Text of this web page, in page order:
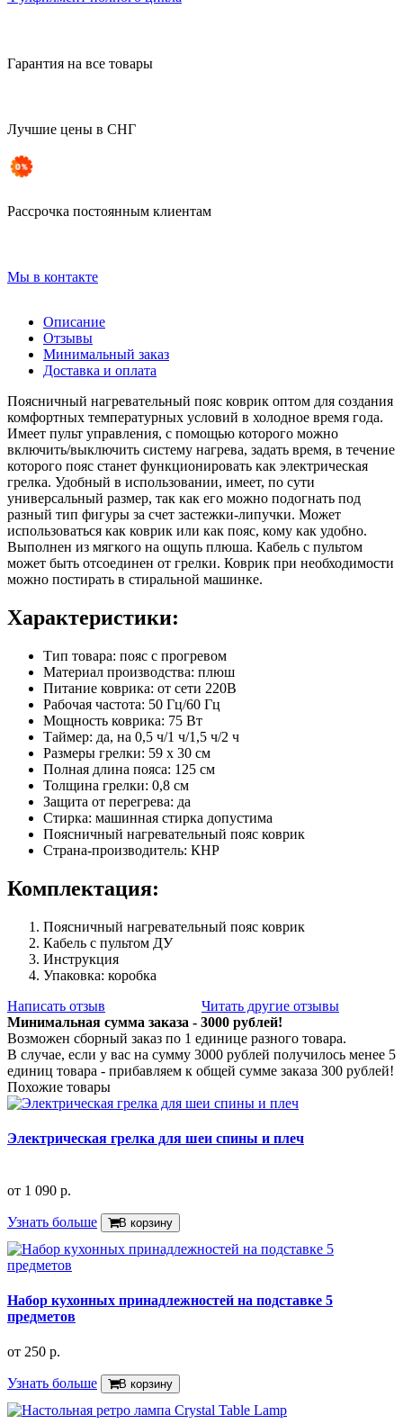
Гарантия на все товары
Лучшие цены в СНГ
Рассрочка постоянным клиентам
Мы в контакте
Описание
Отзывы
Минимальный заказ
Доставка и оплата
Поясничный нагревательный пояс коврик оптом для создания
комфортных температурных условий в холодное время года.
Имеет пульт управления, с помощью которого можно
включить/выключить систему нагрева, задать время, в течение
которого пояс станет функционировать как электрическая
грелка. Удобный в использовании, имеет, по сути
универсальный размер, так как его можно подогнать под
разный тип фигуры за счет застежки-липучки. Может
использоваться как коврик или как пояс, кому как удобно.
Выполнен из мягкого на ощупь плюша. Кабель с пультом
может быть отсоединен от грелки. Коврик при необходимости
можно постирать в стиральной машинке.
Характеристики:
Тип товара: пояс с прогревом
Материал производства: плюш
Питание коврика: от сети 220В
Рабочая частота: 50 Гц/60 Гц
Мощность коврика: 75 Вт
Таймер: да, на 0,5 ч/1 ч/1,5 ч/2 ч
Размеры грелки: 59 х 30 см
Полная длина пояса: 125 см
Толщина грелки: 0,8 см
Защита от перегрева: да
Стирка: машинная стирка допустима
Поясничный нагревательный пояс коврик
Страна-производитель: КНР
Комплектация:
Поясничный нагревательный пояс коврик
Кабель с пультом ДУ
Инструкция
Упаковка: коробка
Написать отзыв
Читать другие отзывы
Минимальная сумма заказа - 3000 рублей!
Возможен сборный заказ по 1 единице разного товара.
В случае, если у вас на сумму 3000 рублей получилось менее 5
единиц товара - прибавляем к общей сумме заказа 300 рублей!
Похожие товары
Электрическая грелка для шеи спины и плеч
от 1 090 р.
Узнать больше В корзину
Набор кухонных принадлежностей на подставке 5
предметов
от 250 р.
Узнать больше В корзину